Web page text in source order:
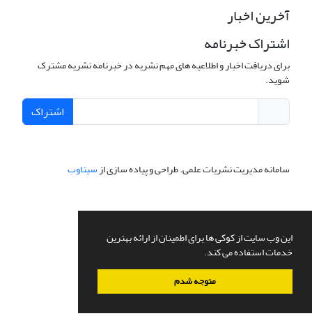
این وب سایت از کوکی ها برای اطمینان از ارائه بهترین
خدمات استفاده می کند.
متوجه شدم
آخرین اخبار
اشتراک خبرنامه
برای دریافت اخبار و اطلاعیه های مهم نشریه در خبرنامه نشریه مشترک
شوید.
اشتراک
سامانه مدیریت نشریات علمی.طراحی و پیاده سازی ازسیناوب